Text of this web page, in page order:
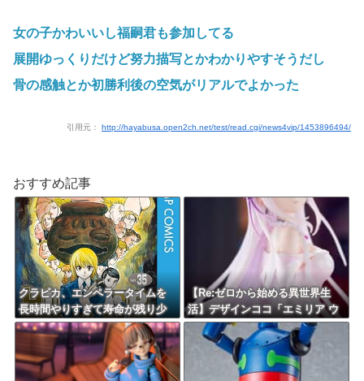
女の子かわいいし福嗣君も参加してる
展開ゆっくりだけど努力描写とかわかりやすそうだし
骨の感触とか初勝利後の空気がリアルでよかった
引用元： http://hayabusa.open2ch.net/test/read.cgi/news4vip/1453896494/
おすすめ記事
クラピカ、エンペラータイムを
長時間やりすぎて寿命が残り少
ない
【Re:ゼロから始める異世界生
活】デザインココ「エミリア ウ
ェディングドレスVer.」フィギュ
ア【予約開始】